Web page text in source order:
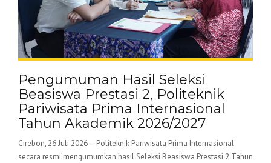
Pengumuman Hasil Seleksi
Beasiswa Prestasi 2, Politeknik
Pariwisata Prima Internasional
Tahun Akademik 2026/2027
Cirebon, 26 Juli 2026 – Politeknik Pariwisata Prima Internasional
secara resmi mengumumkan hasil Seleksi Beasiswa Prestasi 2 Tahun